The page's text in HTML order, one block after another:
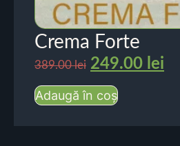
Crema Forte
389.00lei 249.00 lei
Adaugă în coș